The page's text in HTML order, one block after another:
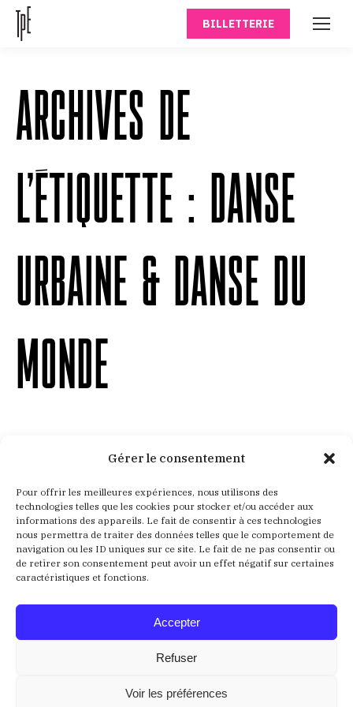
Gérer le consentement
Pour offrir les meilleures expériences, nous utilisons des
technologies telles que les cookies pour stocker et/ou accéder aux
informations des appareils. Le fait de consentir à ces technologies
nous permettra de traiter des données telles que le comportement de
navigation ou les ID uniques sur ce site. Le fait de ne pas consentir ou
de retirer son consentement peut avoir un effet négatif sur certaines
caractéristiques et fonctions.
Accepter
Refuser
Voir les préférences
BILLETTERIE
ARCHIVES DE
L’ÉTIQUETTE : DANSE
URBAINE & DANSE DU
MONDE
Aucun résultat
Nous ne trouvons pas ce que vous cherchez. La barre
de recherche pourrait vous être utile
Recherche
: